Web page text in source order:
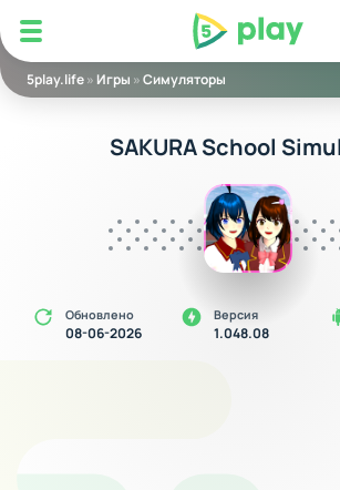
5play
5play.life» Игры »Симуляторы
SAKURA School
Обновлено
08-06-2026
Версия
1.048.08